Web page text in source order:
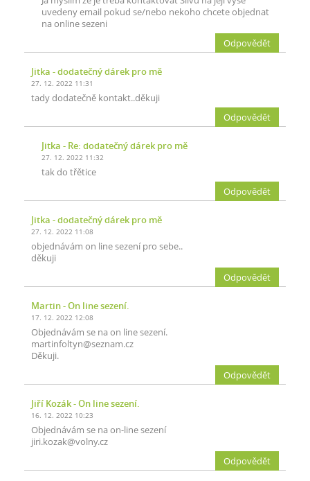
uvedeny email pokud se/nebo nekoho chcete objednat
na online sezeni
Odpovědět
Jitka - dodatečný dárek pro mě
27. 12. 2022 11:31
tady dodatečně kontakt..děkuji
Odpovědět
Jitka - Re: dodatečný dárek pro mě
27. 12. 2022 11:32
tak do třětice
Odpovědět
Jitka - dodatečný dárek pro mě
27. 12. 2022 11:08
objednávám on line sezení pro sebe..
děkuji
Odpovědět
Martin- On line sezení.
17. 12. 2022 12:08
Objednávám se na on line sezení.
martinfoltyn@seznam.cz
Děkuji.
Odpovědět
Jiří Kozák- On line sezení.
16. 12. 2022 10:23
Objednávám se na on-line sezení
jiri.kozak@volny.cz
Odpovědět